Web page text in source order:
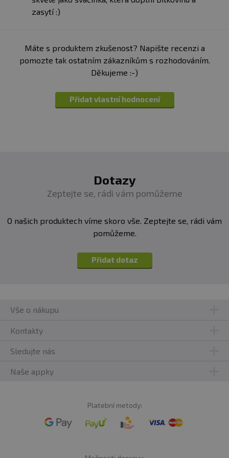
Salámová svačina:vepřové maso, slanina, sůl,
dextróza, koření, extrakty koření, červená řepa, kouřové
Steak Bar Original:Hovězí maso 77%, zvlhčovadl:
glycerol, mořská sůl, směs koření, přírodní aroma
zasytí :)
Máte s produktem zkušenost? Napište recenzi a
pomozte tak ostatním zákazníkům s rozhodováním.
Děkujeme :-)
Přidat vlastní hodnocení
Dotazy
Zeptejte se, rádi vám pomůžeme
O našich produktech víme skoro vše. Zeptejte se, rádi vám
pomůžeme.
Přidat dotaz
Vše o nákupu
Kontakty
Sledujte nás
Naše appky
Platební metody: